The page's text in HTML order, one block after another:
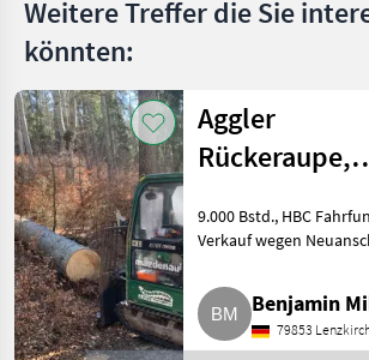
Weitere Treffer die Sie
könnten:
Aggler
Rückeraupe,
9.000 Bstd., HBC Fahrfunk,
Verkauf wegen
Holzmaschinen und
Forstmaschinen
Benjamin
79853